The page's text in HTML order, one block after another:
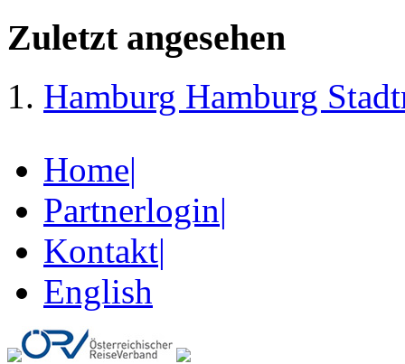
Zuletzt angesehen
Hamburg Hamburg
Home|
Partnerlogin|
Kontakt|
English